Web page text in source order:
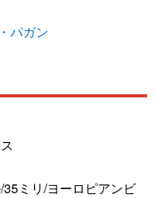
パガン
ミリ/ヨーロピアンビ